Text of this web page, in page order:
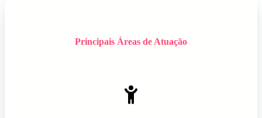
Principais Áreas de Atuação